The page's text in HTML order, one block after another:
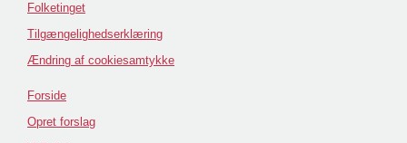
Folketinget
Tilgængelighedserklæring
Ændring af cookiesamtykke
Forside
Opret forslag